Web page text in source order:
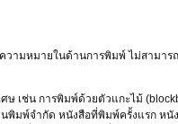
ามหมายในด้านการพิมพ์ ไม่สามาร
เช่น การพิมพ์ด้วยตัวแกะไม้
พ์จำกัด หนังสือที่พิมพ์ครั้งแรก หนั